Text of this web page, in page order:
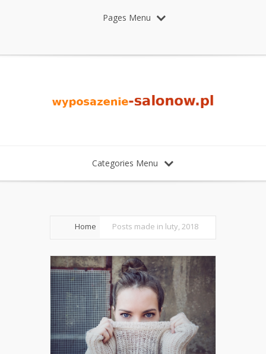
Pages Menu
Categories Menu
Home Posts made in luty, 2018